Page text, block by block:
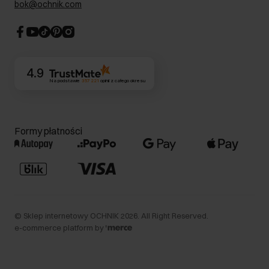
CSR
bok@ochnik.com
4.9
Na podstawie 357 221 opinii z całego okresu
Formy płatności
© Sklep internetowy OCHNIK 2026 . All Right Reserved.
e-commerce platform by